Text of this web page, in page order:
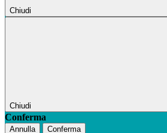
Chiudi
Chiudi
Conferma
Annulla Conferma